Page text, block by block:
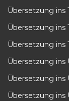
Übersetzung ins
Übersetzung ins
Übersetzung ins
Übersetzung ins
Übersetzung ins
Übersetzung ins